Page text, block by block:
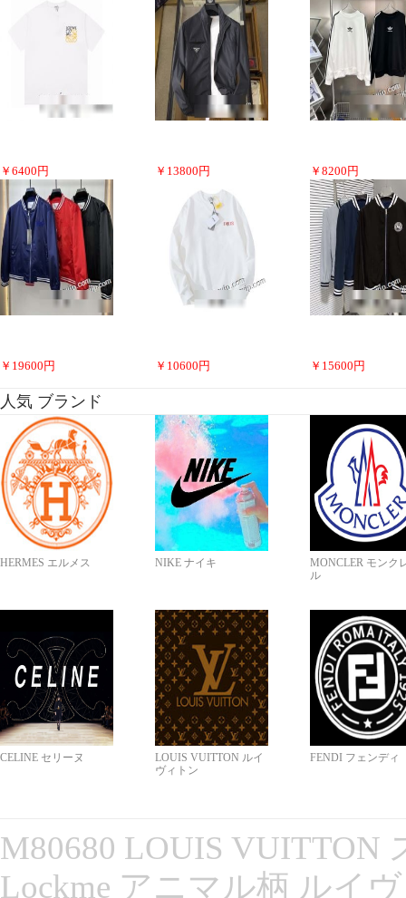
￥ 6400 円 ￥ 13800 円 ￥ 8200 円
￥ 19600 円 ￥ 10600 円 ￥ 15600 円
人気 ブランド
HERMES エルメス NIKE ナイキ
MONCLER モンク
ル
CELINE セリーヌ
LOUIS VUITTON ルイ
ヴィトン
FENDI フェンディ
M80680 LOUIS VUITTON
Lockme アニマル柄 ルイ